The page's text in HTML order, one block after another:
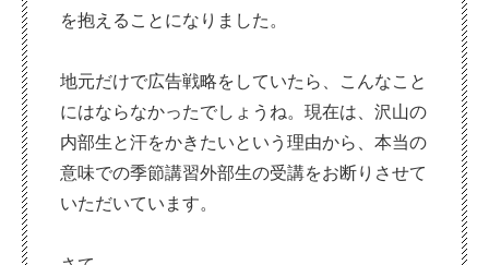
を抱えることになりました。
地元だけで広告戦略をしていたら、こんなこと
にはならなかったでしょうね。現在は、沢山の
内部生と汗をかきたいという理由から、本当の
意味での季節講習外部生の受講をお断りさせて
いただいています。